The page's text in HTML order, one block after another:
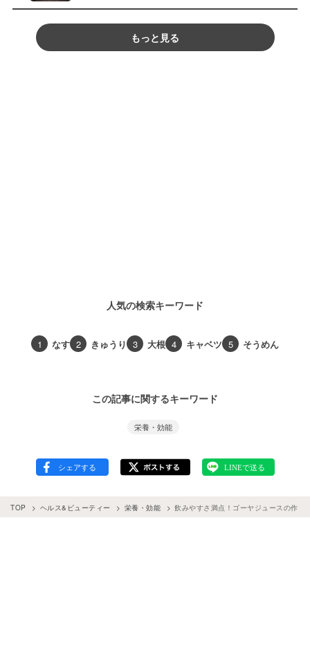
もっと見る
人気の検索キーワード
1 なす 2 きゅうり 3 大根 4 キャベツ 5 そうめん
この記事に関するキーワード
栄養・効能
TOP ヘルス&ビューティー 栄養・効能 飲みやすさ満点！ゴーヤジュースの作り